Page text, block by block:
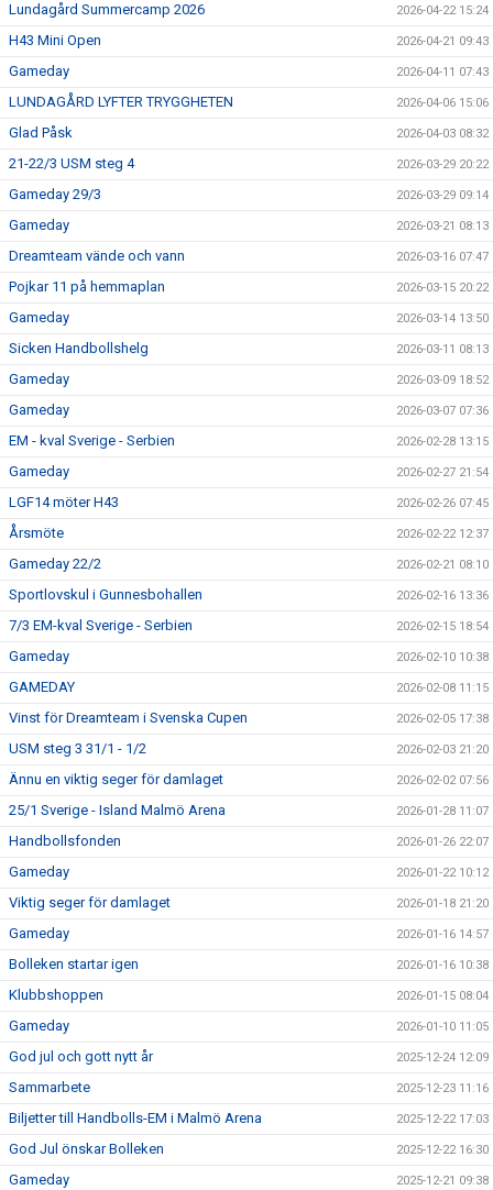
Lundagård Summercamp 2026 2026-04-22 15:24
H43 Mini Open 2026-04-21 09:43
Gameday 2026-04-11 07:43
LUNDAGÅRD LYFTER TRYGGHETEN 2026-04-06 15:06
Glad Påsk 2026-04-03 08:32
21-22/3 USM steg 4 2026-03-29 20:22
Gameday 29/3 2026-03-29 09:14
Gameday 2026-03-21 08:13
Dreamteam vände och vann 2026-03-16 07:47
Pojkar 11 på hemmaplan 2026-03-15 20:22
Gameday 2026-03-14 13:50
Sicken Handbollshelg 2026-03-11 08:13
Gameday 2026-03-09 18:52
Gameday 2026-03-07 07:36
EM - kval Sverige - Serbien 2026-02-28 13:15
Gameday 2026-02-27 21:54
LGF14 möter H43 2026-02-26 07:45
Årsmöte 2026-02-22 12:37
Gameday 22/2 2026-02-21 08:10
Sportlovskul i Gunnesbohallen 2026-02-16 13:36
7/3 EM-kval Sverige - Serbien 2026-02-15 18:54
Gameday 2026-02-10 10:38
GAMEDAY 2026-02-08 11:15
Vinst för Dreamteam i Svenska Cupen 2026-02-05 17:38
USM steg 3 31/1 - 1/2 2026-02-03 21:20
Ännu en viktig seger för damlaget 2026-02-02 07:56
25/1 Sverige - Island Malmö Arena 2026-01-28 11:07
Handbollsfonden 2026-01-26 22:07
Gameday 2026-01-22 10:12
Viktig seger för damlaget 2026-01-18 21:20
Gameday 2026-01-16 14:57
Bolleken startar igen 2026-01-16 10:38
Klubbshoppen 2026-01-15 08:04
Gameday 2026-01-10 11:05
God jul och gott nytt år 2025-12-24 12:09
Sammarbete 2025-12-23 11:16
Biljetter till Handbolls-EM i Malmö Arena 2025-12-22 17:03
God Jul önskar Bolleken 2025-12-22 16:30
Gameday 2025-12-21 09:38